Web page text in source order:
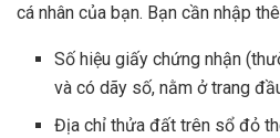
cá nhân của bạn. Bạn cần nhập
Số hiệu giấy chứng nhận
và có dãy số, nằm ở trang
Địa chỉ thửa đất trên sổ đỏ